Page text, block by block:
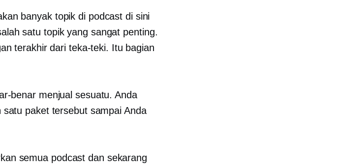
banyak topik di podcast di sini
satu topik yang sangat penting.
terakhir dari teka-teki. Itu bagian
benar menjual sesuatu. Anda
paket tersebut sampai Anda
semua podcast dan sekarang